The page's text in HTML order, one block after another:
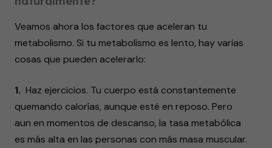
Veamos ahora los factores que aceleran tu
metabolismo. Si tu metabolismo es lento, hay varias
cosas que pueden acelerarlo:
1. Haz ejercicios. Tu cuerpo está constantemente
quemando calorías, aunque esté en reposo. Pero
aun en momentos de descanso, la tasa metabólica
es más alta en las personas con más masa muscular.